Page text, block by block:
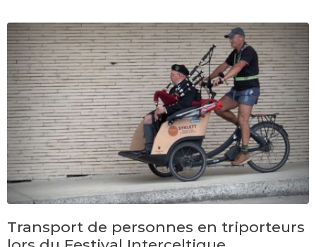
Transport de personnes en triporteurs